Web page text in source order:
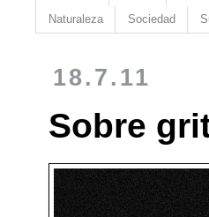
Naturaleza Sociedad
18.7.11
Sobre